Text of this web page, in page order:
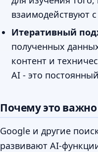
взаимодействуют
Итеративный
полученных
контент и
AI - это
Почему это важно
Google и другие
развивают AI-